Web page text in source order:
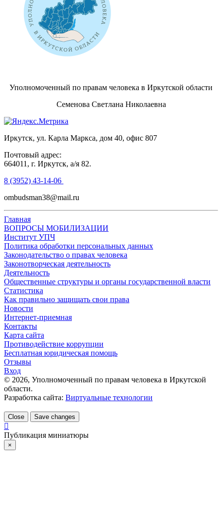
Уполномоченный по правам человека в Иркутской области
Семенова Светлана Николаевна
Иркутск, ул. Карла Маркса, дом 40, офис 807
Почтовый адрес:
664011, г. Иркутск, а/я 82.
8 (3952) 43-14-06
ombudsman38@mail.ru
Главная
ВОПРОСЫ МОБИЛИЗАЦИИ
Институт УПЧ
Политика обработки персональных данных
Законодательство о правах человека
Законотворческая деятельность
Деятельность
Общественные структуры и органы государственной власти
Статистика
Как правильно защищать свои права
Новости
Интернет-приемная
Контакты
Карта сайта
Противодействие коррупции
Бесплатная юридическая помощь
Отзывы
Вход
© 2026, Уполномоченный по правам человека в Иркутской
области.
Разработка сайта: Виртуальные технологии
Close Save changes
Публикация миниатюры
×